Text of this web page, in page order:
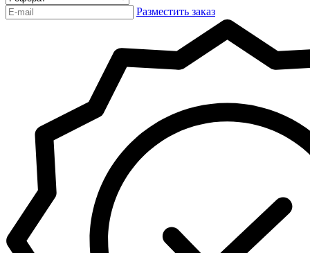
Разместить заказ